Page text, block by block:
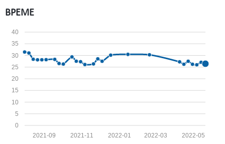
ВРЕМЕ
0
5
10
15
20
25
30
35
40
2022-05
2022-03
2022-01
2021-11
2021-09